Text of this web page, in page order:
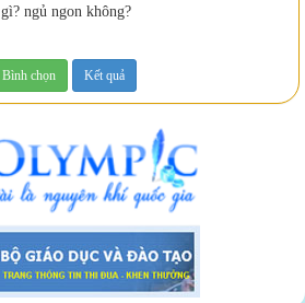
ngủ ngon không?